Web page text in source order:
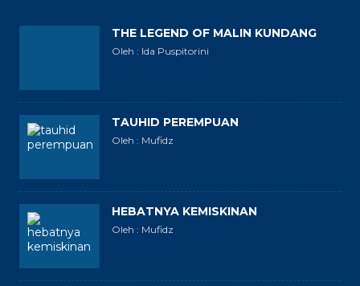
THE LEGEND OF MALIN KUNDANG
Oleh : Ida Puspitorini
TAUHID PEREMPUAN
Oleh : Mufidz
HEBATNYA KEMISKINAN
Oleh : Mufidz